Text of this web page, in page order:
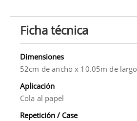
Ficha técnica
Dimensiones
52cm de ancho x 10.05m de largo
Aplicación
Cola al papel
Repetición / Case